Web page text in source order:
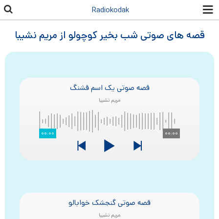
محتوای
اصلی
Radiokodak
قصه های صوتی شب بخیر کوچولو از مریم نشیبا
قصه صوتی یک اسم قشنگ
مریم نشیبا
۰۰:۰۰ ۰۰:۰۰
قصه صوتی گنجشک خوابالو
مریم نشیبا